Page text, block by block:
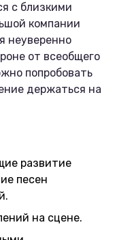
с близкими
компании
неуверенно
от всеобщего
попробовать
держаться на
развитие
песен
на сцене.